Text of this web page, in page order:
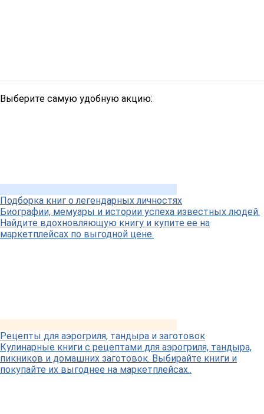
Выберите самую удобную акцию:
Подборка книг о легендарных личностях
Биографии, мемуары и истории успеха известных людей.
Найдите вдохновляющую книгу и купите ее на
маркетплейсах по выгодной цене.
Рецепты для аэрогриля, тандыра и заготовок
Кулинарные книги с рецептами для аэрогриля, тандыра,
пикников и домашних заготовок. Выбирайте книги и
покупайте их выгоднее на маркетплейсах..